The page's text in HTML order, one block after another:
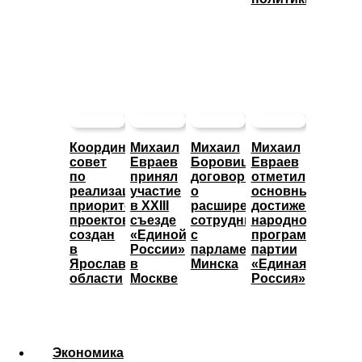
Координационный
совет
по
реализации
приоритетных
проектов
создан
в
Ярославской
области
Михаил
Евраев
принял
участие
в XXIII
съезде
«Единой
России»
в
Москве
Михаил
Боровицкий
договорился
о
расширении
сотрудничества
с
парламентом
Минска
Михаил
Евраев
отметил
основные
достижения
народной
программы
партии
«Единая
Россия»
Экономика